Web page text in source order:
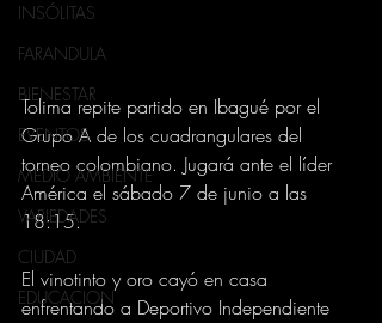
INSÓLITAS
FARANDULA
BIENESTAR
EVENTOS
MEDIO AMBIENTE
VARIEDADES
CIUDAD
EDUCACION
Tolima repite partido en Ibagué por el
Grupo A de los cuadrangulares del
torneo colombiano. Jugará ante el líder
América el sábado 7 de junio a las
18:15.
El vinotinto y oro cayó en casa
enfrentando a Deportivo Independiente